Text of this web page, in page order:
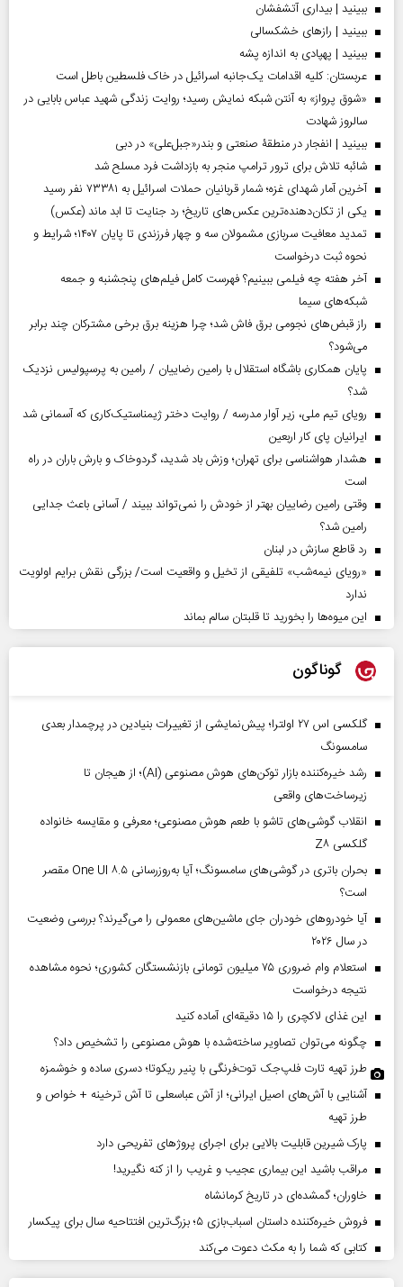
ببینید | بیداری آتشفشان
ببینید | رازهای خشکسالی
ببینید | پهپادی به اندازه پشه
عربستان: کلیه اقدامات یک‌جانبه اسرائیل در خاک فلسطین باطل است
«شوق پرواز» به آنتن شبکه نمایش رسید؛ روایت زندگی شهید عباس بابایی در
سالروز شهادت
ببینید | انفجار در منطقۀ صنعتی و بندر«جبل‌علی» در دبی
شائبه تلاش برای ترور ترامپ منجر به بازداشت فرد مسلح شد
آخرین آمار شهدای غزه؛ شمار قربانیان حملات اسرائیل به ۷۳۳۸۱ نفر رسید
یکی از تکان‌دهنده‌ترین عکس‌های تاریخ؛ رد جنایت تا ابد ماند (عکس)
تمدید معافیت سربازی مشمولان سه و چهار فرزندی تا پایان ۱۴۰۷؛ شرایط و
نحوه ثبت درخواست
آخر هفته چه فیلمی ببینیم؟ فهرست کامل فیلم‌های پنجشنبه و جمعه
شبکه‌های سیما
راز قبض‌های نجومی برق فاش شد؛ چرا هزینه برق برخی مشترکان چند برابر
می‌شود؟
پایان همکاری باشگاه استقلال با رامین رضاییان / رامین به پرسپولیس نزدیک
شد؟
رویای تیم ملی، زیر آوار مدرسه / روایت دختر ژیمناستیک‌کاری که آسمانی شد
ایرانیان پای کار اربعین
هشدار هواشناسی برای تهران؛ وزش باد شدید، گردوخاک و بارش باران در راه
است
وقتی رامین رضاییان بهتر از خودش را نمی‌تواند ببیند / آسانی باعث جدایی
رامین شد؟
رد قاطع سازش در لبنان
«رویای نیمه‌شب» تلفیقی از تخیل و واقعیت است/ بزرگی نقش برایم اولویت
ندارد
این میوه‌ها را بخورید تا قلبتان سالم بماند
گوناگون
گلکسی اس ۲۷ اولترا؛ پیش‌نمایشی از تغییرات بنیادین در پرچمدار بعدی
سامسونگ
رشد خیره‌کننده بازار توکن‌های هوش مصنوعی (AI)؛ از هیجان تا
زیرساخت‌های واقعی
انقلاب گوشی‌های تاشو‌ با طعم هوش مصنوعی؛ معرفی و مقایسه خانواده
گلکسی Z۸
بحران باتری در گوشی‌های سامسونگ؛ آیا به‌روزرسانی One UI ۸.۵ مقصر
است؟
آیا خودروهای خودران جای ماشین‌های معمولی را می‌گیرند؟ بررسی وضعیت
در سال ۲۰۲۶
استعلام وام ضروری ۷۵ میلیون تومانی بازنشستگان کشوری؛ نحوه مشاهده
نتیجه درخواست
این غذای لاکچری را ۱۵ دقیقه‌ای آماده کنید
چگونه می‌توان تصاویر ساخته‌شده با هوش مصنوعی را تشخیص داد؟
طرز تهیه تارت فلپ‌جک توت‌فرنگی با پنیر ریکوتا؛ دسری ساده و خوشمزه
آشنایی با آش‌های اصیل ایرانی؛ از آش عباسعلی تا آش ترخینه + خواص و
طرز تهیه
پارک شیرین قابلیت‌ بالایی برای اجرای پروژهای تفریحی دارد
مراقب باشید این بیماری عجیب و غریب را از کنه نگیرید!
خاوران؛ گمشده‌ای در تاریخ کرمانشاه
فروش خیره‌کننده داستان اسباب‌بازی ۵؛ بزرگ‌ترین افتتاحیه سال برای پیکسار
کتابی که شما را به مکث دعوت می‌کند